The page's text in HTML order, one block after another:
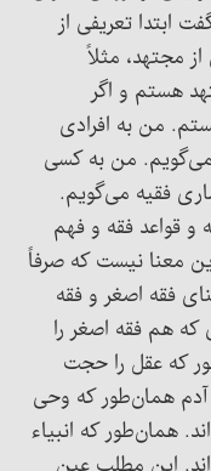
ابتدا تعریفی از
مجتهد، مثلاً
هستم و اگر
من به افرادی
می‌گویم. من به کسی
فقیه می‌گویم.
قواعد فقه و فهم
معنا نیست که صرفاً
فقه اصغر و فقه
که هم فقه اصغر را
که عقل را حجت
همان‌طور که وحی
همان‌طور که انبیاء